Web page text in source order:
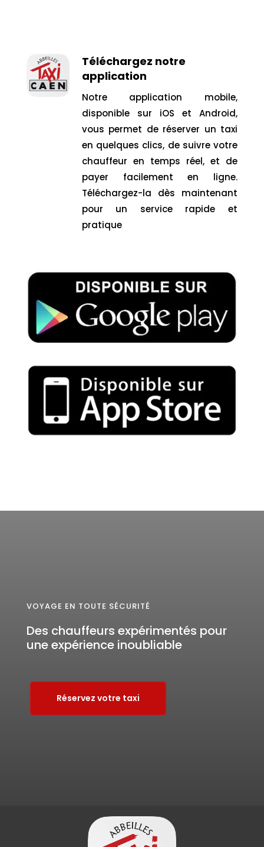
Téléchargez notre
application
Notre application mobile,
disponible sur iOS et Android,
vous permet de réserver un taxi
en quelques clics, de suivre votre
chauffeur en temps réel, et de
payer facilement en ligne.
Téléchargez-la dès maintenant
pour un service rapide et
pratique
VOYAGE EN TOUTE SÉCURITÉ
Des chauffeurs expérimentés pour
une expérience inoubliable
Réservez votre taxi